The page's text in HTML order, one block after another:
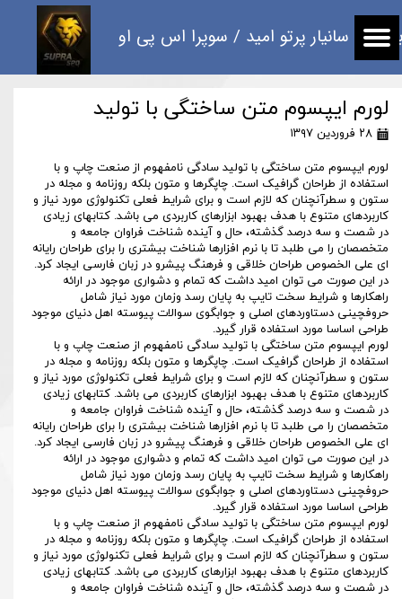
سانیار پرتو امید / سوپرا اس پی او
لورم ایپسوم متن ساختگی با تولید
۲۸ فروردین ۱۳۹۷
لورم ایپسوم متن ساختگی با تولید سادگی نامفهوم از صنعت چاپ و با
استفاده از طراحان گرافیک است. چاپگرها و متون بلکه روزنامه و مجله در
ستون و سطرآنچنان که لازم است و برای شرایط فعلی تکنولوژی مورد نیاز و
کاربردهای متنوع با هدف بهبود ابزارهای کاربردی می باشد. کتابهای زیادی
در شصت و سه درصد گذشته، حال و آینده شناخت فراوان جامعه و
متخصصان را می طلبد تا با نرم افزارها شناخت بیشتری را برای طراحان رایانه
ای علی الخصوص طراحان خلاقی و فرهنگ پیشرو در زبان فارسی ایجاد کرد.
در این صورت می توان امید داشت که تمام و دشواری موجود در ارائه
راهکارها و شرایط سخت تایپ به پایان رسد وزمان مورد نیاز شامل
حروفچینی دستاوردهای اصلی و جوابگوی سوالات پیوسته اهل دنیای موجود
طراحی اساسا مورد استفاده قرار گیرد.
لورم ایپسوم متن ساختگی با تولید سادگی نامفهوم از صنعت چاپ و با
استفاده از طراحان گرافیک است. چاپگرها و متون بلکه روزنامه و مجله در
ستون و سطرآنچنان که لازم است و برای شرایط فعلی تکنولوژی مورد نیاز و
کاربردهای متنوع با هدف بهبود ابزارهای کاربردی می باشد. کتابهای زیادی
در شصت و سه درصد گذشته، حال و آینده شناخت فراوان جامعه و
متخصصان را می طلبد تا با نرم افزارها شناخت بیشتری را برای طراحان رایانه
ای علی الخصوص طراحان خلاقی و فرهنگ پیشرو در زبان فارسی ایجاد کرد.
در این صورت می توان امید داشت که تمام و دشواری موجود در ارائه
راهکارها و شرایط سخت تایپ به پایان رسد وزمان مورد نیاز شامل
حروفچینی دستاوردهای اصلی و جوابگوی سوالات پیوسته اهل دنیای موجود
طراحی اساسا مورد استفاده قرار گیرد.
لورم ایپسوم متن ساختگی با تولید سادگی نامفهوم از صنعت چاپ و با
استفاده از طراحان گرافیک است. چاپگرها و متون بلکه روزنامه و مجله در
ستون و سطرآنچنان که لازم است و برای شرایط فعلی تکنولوژی مورد نیاز و
کاربردهای متنوع با هدف بهبود ابزارهای کاربردی می باشد. کتابهای زیادی
در شصت و سه درصد گذشته، حال و آینده شناخت فراوان جامعه و